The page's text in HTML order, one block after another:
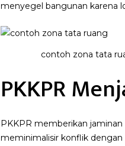
menyegel bangunan karena
contoh zona tata
PKKPR
PKKPR memberikan
meminimalisir konflik